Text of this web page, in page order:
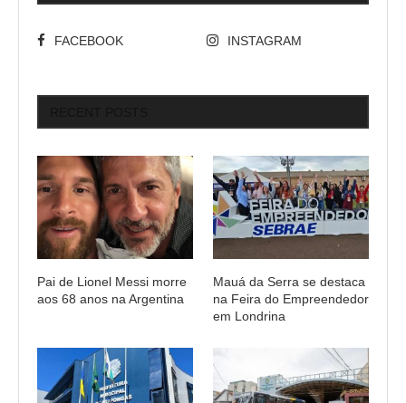
FACEBOOK INSTAGRAM
Pai de Lionel Messi morre
aos 68 anos na Argentina
Mauá da Serra se destaca
na Feira do Empreendedor
em Londrina